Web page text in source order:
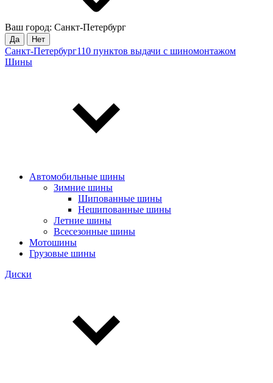
Ваш город: Санкт-Петербург
Да Нет
Санкт-Петербург110 пунктов выдачи с шиномонтажом
Шины
Автомобильные шины
Зимние шины
Шипованные шины
Нешипованные шины
Летние шины
Всесезонные шины
Мотошины
Грузовые шины
Диски